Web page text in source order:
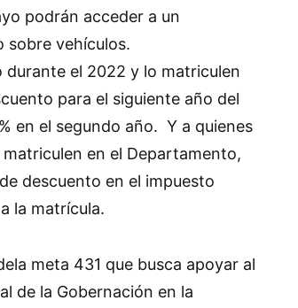
podrán acceder a un
sobre vehículos.
durante el 2022 y lo matriculen
para el siguiente año del
en el segundo año. Y a quienes
en el Departamento,
descuento en el impuesto
la matrícula.
meta 431 que busca apoyar al
de la Gobernación en la